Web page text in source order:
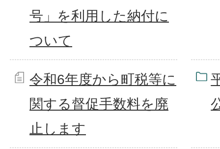
号」を利用した納付に
ついて
令和6年度から町税等に
関する督促手数料を廃
止します